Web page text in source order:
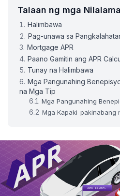
Talaan ng mga
Halimbawa
Pag-unawa sa
Mortgage APR
Paano Gamitin ang APR
Tunay na Halimbawa
Mga Pangunahing
na Mga Tip
Mga Pangunahing
Mga Kapaki-pakinabang